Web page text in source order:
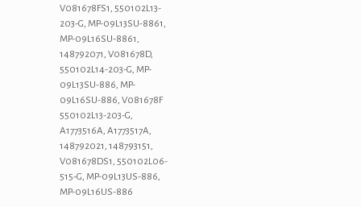
V081678FS1, 550102L13-
203-G, MP-09L13SU-8861,
MP-09L16SU-8861,
148792071, V081678D,
550102L14-203-G, MP-
09L13SU-886, MP-
09L16SU-886, V081678F
550102L13-203-G,
A1773516A, A1773517A,
148792021, 148793151,
V081678DS1, 550102L06-
515-G, MP-09L13US-886,
MP-09L16US-886